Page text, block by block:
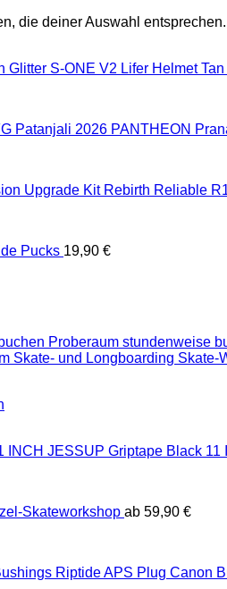
die deiner Auswahl entsprechen.
S-ONE V2 Lifer Helmet
PANTHEON
Rebirth Reliable
Pucks 19,90 €
Proberaum stundenweise
Skate-
JESSUP Griptape Black 11
Skateworkshop ab 59,90 €
Riptide APS Plug Canon